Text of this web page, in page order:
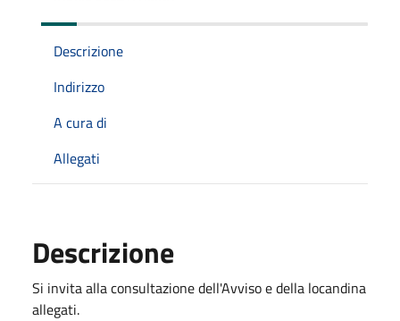
Descrizione
Indirizzo
A cura di
Allegati
Descrizione
Si invita alla consultazione dell'Avviso e della locandina
allegati.